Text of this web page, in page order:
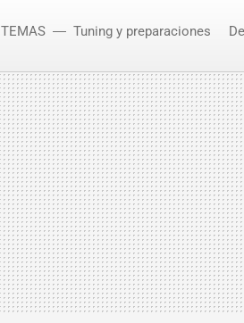
TEMAS Tuning y preparaciones